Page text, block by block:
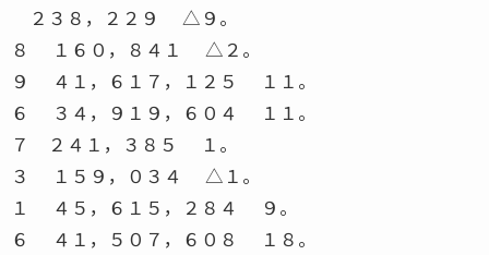
２３８，２２９ △９。
８ １６０，８４１ △２。
９ ４１，６１７，１２５ １１。
６ ３４，９１９，６０４ １１。
７ ２４１，３８５ １。
３ １５９，０３４ △１。
１ ４５，６１５，２８４ ９。
６ ４１，５０７，６０８ １８。